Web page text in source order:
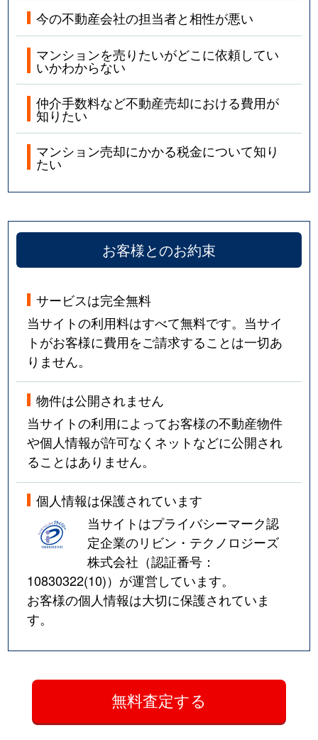
今の不動産会社の担当者と相性が悪い
マンションを売りたいがどこに依頼してい
いかわからない
仲介手数料など不動産売却における費用が
知りたい
マンション売却にかかる税金について知り
たい
お客様とのお約束
サービスは完全無料
当サイトの利用料はすべて無料です。当サイ
トがお客様に費用をご請求することは一切あ
りません。
物件は公開されません
当サイトの利用によってお客様の不動産物件
や個人情報が許可なくネットなどに公開され
ることはありません。
個人情報は保護されています
当サイトはプライバシーマーク認
定企業のリビン・テクノロジーズ
株式会社（認証番号：
10830322(10)）が運営しています。
お客様の個人情報は大切に保護されていま
す。